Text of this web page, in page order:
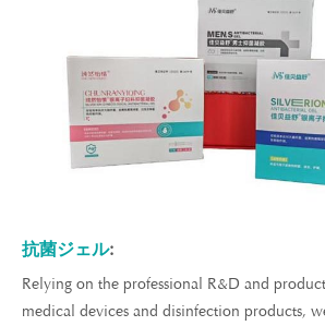
抗菌ジェル:
Relying on the professional R&D and
medical devices and disinfection products,